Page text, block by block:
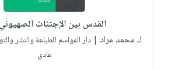
القدس بين الإجتثاث
لـ محمد مراد | دار المواسم للطباعة والنشر
عادي